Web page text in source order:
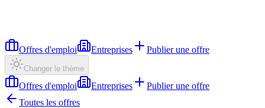
Offres d'emploi Entreprises Publier une offre
Changer le thème
Offres d'emploi Entreprises
Publier une offre
Toutes les offres